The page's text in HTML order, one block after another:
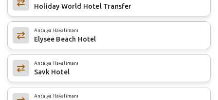
Holiday World Hotel Transfer
Antalya Havalimanı
Elysee Beach Hotel
Antalya Havalimanı
Savk Hotel
Antalya Havalimanı